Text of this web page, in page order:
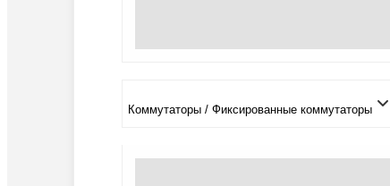
Коммутаторы / Фиксированные коммутаторы